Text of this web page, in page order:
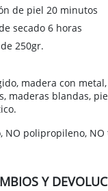
de piel 20 minutos
secado 6 horas
250gr.
madera con
maderas blandas,
NO polipropileno, NO
Y